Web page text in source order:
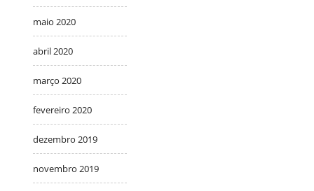
maio 2020
abril 2020
março 2020
fevereiro 2020
dezembro 2019
novembro 2019